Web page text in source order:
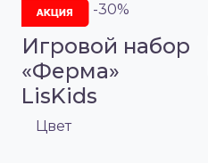
-30%
Игровой набор
«Ферма»
LisKids
Цвет